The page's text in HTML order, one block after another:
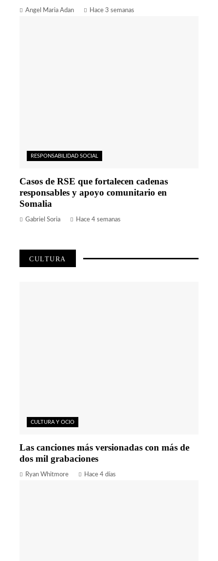
Angel Maria Adan Hace 3 semanas
RESPONSABILIDAD SOCIAL
Casos de RSE que fortalecen cadenas
responsables y apoyo comunitario en
Somalia
Gabriel Soria Hace 4 semanas
CULTURA
CULTURA Y OCIO
Las canciones más versionadas con más de
dos mil grabaciones
Ryan Whitmore Hace 4 días